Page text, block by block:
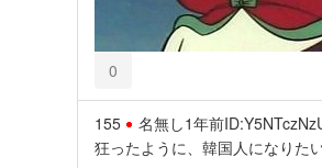
0
155 名無し1年前
狂ったように、韓国人になりた